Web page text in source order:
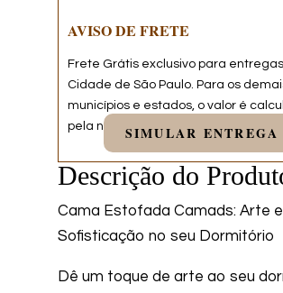
AVISO DE FRETE
Frete Grátis exclusivo para
Cidade de São Paulo. Para os
municípios e estados, o valor é
pela nossa equipe.SIMULAR ENTREGA
Descrição do
Cama Estofada Camads: Arte e
Sofisticação no seu Dormitório
Dê um toque de arte ao seu